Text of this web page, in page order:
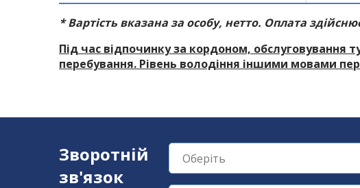
* Вартість вказана за особу, нетто. Оплата
Під час відпочинку за кордоном, обслуговування
перебування. Рівень володіння іншими мовами
Зворотній
зв'язок